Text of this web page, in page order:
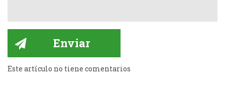
Este artículo no tiene comentarios